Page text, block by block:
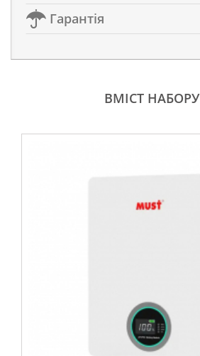
Гарантія
ВМІСТ НАБОРУ